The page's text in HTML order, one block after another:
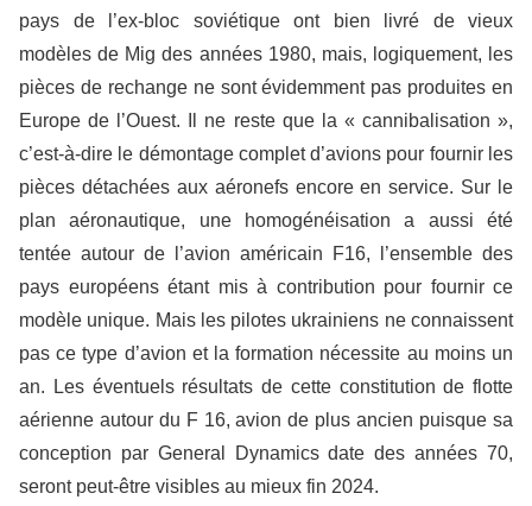
pays de l’ex-bloc soviétique ont bien livré de vieux
modèles de Mig des années 1980, mais, logiquement, les
pièces de rechange ne sont évidemment pas produites en
Europe de l’Ouest. Il ne reste que la « cannibalisation »,
c’est-à-dire le démontage complet d’avions pour fournir les
pièces détachées aux aéronefs encore en service. Sur le
plan aéronautique, une homogénéisation a aussi été
tentée autour de l’avion américain F16, l’ensemble des
pays européens étant mis à contribution pour fournir ce
modèle unique. Mais les pilotes ukrainiens ne connaissent
pas ce type d’avion et la formation nécessite au moins un
an. Les éventuels résultats de cette constitution de flotte
aérienne autour du F 16, avion de plus ancien puisque sa
conception par General Dynamics date des années 70,
seront peut-être visibles au mieux fin 2024.